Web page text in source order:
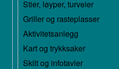
Stier, løyper, turveier
Griller og rasteplasser
Aktivitetsanlegg
Kart og trykksaker
Skilt og infotavler